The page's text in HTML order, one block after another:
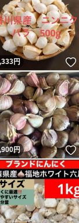
ね！
円
ね！
円